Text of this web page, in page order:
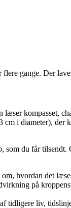
gange. Der
kompasset,
i diameter), der
som du får
hvordan det
på
tidligere liv,